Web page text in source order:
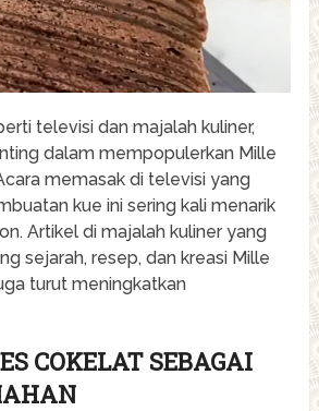
televisi dan majalah kuliner,
dalam mempopulerkan Mille
memasak di televisi yang
kue ini sering kali menarik
Artikel di majalah kuliner yang
sejarah, resep, dan kreasi Mille
turut meningkatkan
COKELAT SEBAGAI